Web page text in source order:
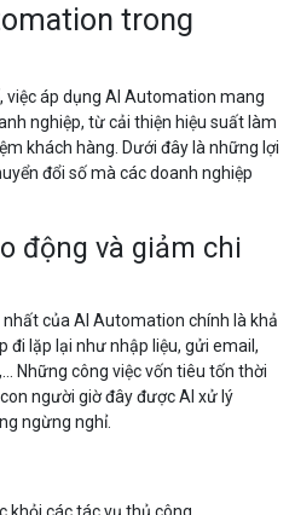
trong
việc áp dụng AI Automation mang
nghiệp, từ cải thiện hiệu suất làm
khách hàng. Dưới đây là những lợi
đổi số mà các doanh nghiệp
động và giảm chi
của AI Automation chính là khả
đi lặp lại như nhập liệu, gửi email,
Những công việc vốn tiêu tốn thời
người giờ đây được AI xử lý
ngừng nghỉ.
khỏi các tác vụ thủ công